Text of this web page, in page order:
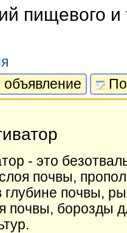
пищевого и
- это
почвы,
глубине почвы,
почвы, борозды